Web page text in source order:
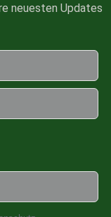
neuesten Updates